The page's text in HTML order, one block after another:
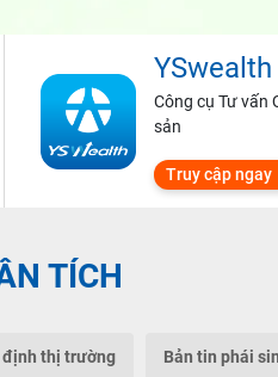
YSwealth
Công cụ Tư vấn
sản
Truy cập ngay
TÍCH
định thị trường Bản tin phái